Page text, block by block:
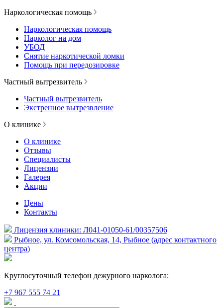
Наркологическая помощь
Наркологическая помощь
Нарколог на дом
УБОД
Снятие наркотической ломки
Помощь при передозировке
Частный вытрезвитель
Частный вытрезвитель
Экстренное вытрезвление
О клинике
О клинике
Отзывы
Специалисты
Лицензии
Галерея
Акции
Цены
Контакты
Лицензия клиники: Л041-01050-61/00357506
Рыбное, ул. Комсомольская, 14, Рыбное (адрес контактного
центра)
Круглосуточный телефон дежурного нарколога:
+7 967 555 74 21